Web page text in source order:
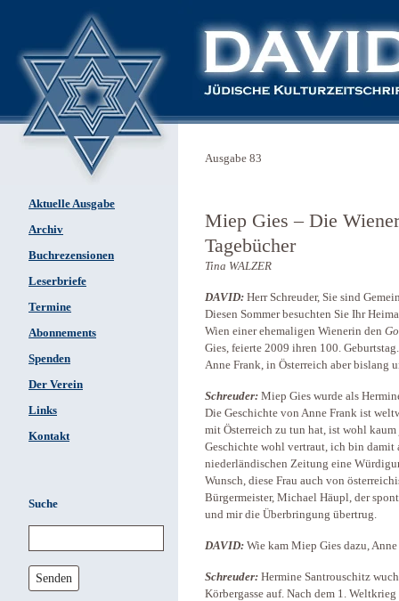
Aktuelle Ausgabe
Archiv
Buchrezensionen
Leserbriefe
Termine
Abonnements
Spenden
Der Verein
Links
Kontakt
Suche
Senden
Ausgabe 83
Miep Gies – Die
Tagebücher
Tina WALZER
DAVID: Herr Schreuder, Sie sind
Diesen Sommer besuchten Sie Ihr
Wien einer ehemaligen Wienerin den
Gies, feierte 2009 ihren 100.
Anne Frank, in Österreich aber bislang
Schreuder: Miep Gies wurde als
Die Geschichte von Anne Frank ist
mit Österreich zu tun hat, ist wohl
Geschichte wohl vertraut, ich bin damit
niederländischen Zeitung eine
Wunsch, diese Frau auch von
Bürgermeister, Michael Häupl, der
und mir die Überbringung übertrug.
DAVID: Wie kam Miep Gies dazu,
Schreuder: Hermine Santrouschitz
Körbergasse auf. Nach dem 1.